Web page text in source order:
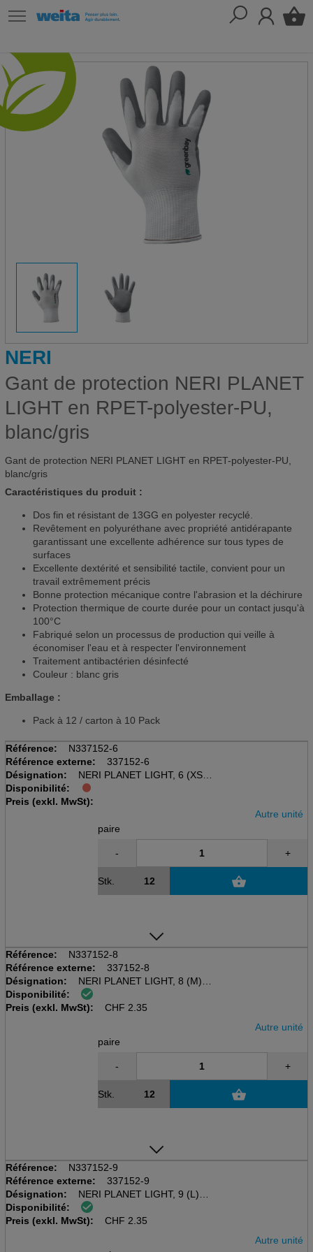
NERI
Gant de protection NERI PLANET
LIGHT en RPET-polyester-PU,
blanc/gris
Gant de protection NERI PLANET LIGHT en RPET-polyester-PU,
blanc/gris
Caractéristiques du produit :
Dos fin et résistant de 13GG en polyester recyclé.
Revêtement en polyuréthane avec propriété antidérapante
garantissant une excellente adhérence sur tous types de
surfaces
Excellente dextérité et sensibilité tactile, convient pour un
travail extrêmement précis
Bonne protection mécanique contre l'abrasion et la déchirure
Protection thermique de courte durée pour un contact jusqu'à
100°C
Fabriqué selon un processus de production qui veille à
économiser l'eau et à respecter l'environnement
Traitement antibactérien désinfecté
Couleur : blanc gris
Emballage :
Pack à 12 / carton à 10 Pack
Référence:
N337152-6
Référence externe:
337152-6
Désignation:
NERI PLANET LIGHT, 6 (XS)
Gant de protection mécanique
Blanc/gris, polyester / PU
Disponibilité:
Preis (exkl. MwSt):
Autre unité
paire
- +
Stk.
Référence:
N337152-8
Référence externe:
337152-8
Désignation:
NERI PLANET LIGHT, 8 (M)
Gant de protection mécanique
Blanc/gris, polyester / PU
Disponibilité:
Preis (exkl. MwSt):
CHF 2.35
Autre unité
paire
- +
Stk.
Référence:
N337152-9
Référence externe:
337152-9
Désignation:
NERI PLANET LIGHT, 9 (L)
Gant de protection mécanique
Blanc/gris, polyester / PU
Disponibilité:
Preis (exkl. MwSt):
CHF 2.35
Autre unité